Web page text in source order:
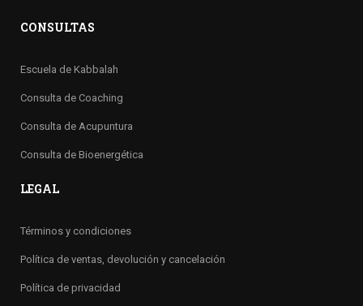
CONSULTAS
Escuela de Kabbalah
Consulta de Coaching
Consulta de Acupuntura
Consulta de Bioenergética
LEGAL
Términos y condiciones
Política de ventas, devolución y cancelación
Política de privacidad